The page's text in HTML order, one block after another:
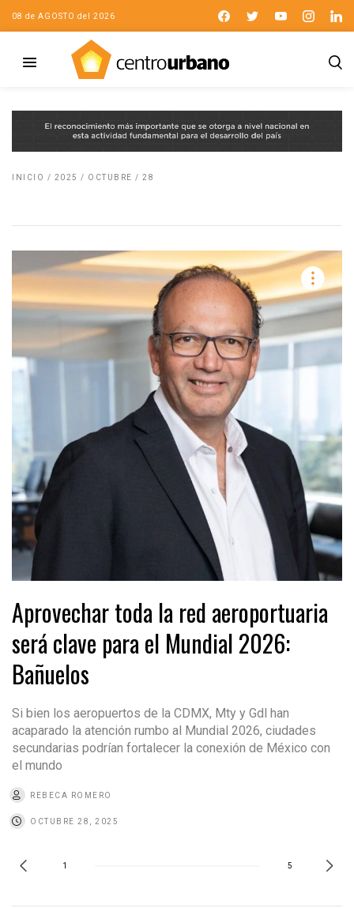
08 de AGOSTO del 2026
INICIO / 2025 / OCTUBRE / 28
Aprovechar toda la red aeroportuaria
será clave para el Mundial 2026:
Bañuelos
Si bien los aeropuertos de la CDMX, Mty y Gdl han
acaparado la atención rumbo al Mundial 2026, ciudades
secundarias podrían fortalecer la conexión de México con
el mundo
REBECA ROMERO
OCTUBRE 28, 2025
1 5